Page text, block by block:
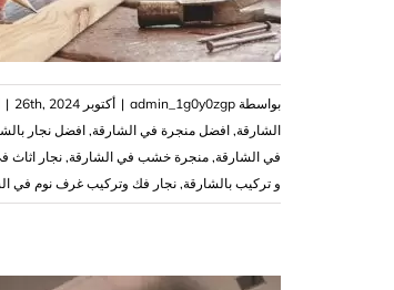
بواسطة admin_1g0y0zgp
| أكتوبر 26th, 2024 |
الشارقة, افضل منجرة في الشارقة, افضل نجار
في الشارقة, منجرة خشب في الشارقة, نجار اثاث
و تركيب بالشارقة, نجار فك وتركيب غرف نوم في